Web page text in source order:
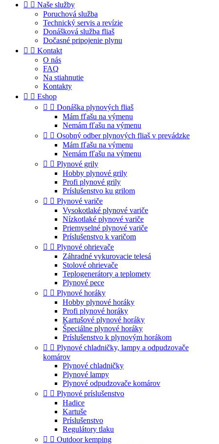
  Naše služby
Poruchová služba
Technický servis a revízie
Donášková služba fliaš
Dočasné pripojenie plynu
  Kontakt
O nás
FAQ
Na stiahnutie
Kontakty
  Eshop
  Donáška plynových fliaš
Mám fľašu na výmenu
Nemám fľašu na výmenu
  Osobný odber plynových fliaš v prevádzke
Mám fľašu na výmenu
Nemám fľašu na výmenu
  Plynové grily
Hobby plynové grily
Profi plynové grily
Príslušenstvo ku grilom
  Plynové variče
Vysokotlaké plynové variče
Nízkotlaké plynové variče
Priemyselné plynové variče
Príslušenstvo k varičom
  Plynové ohrievače
Záhradné vykurovacie telesá
Stolové ohrievače
Teplogenerátory a teplomety
Plynové pece
  Plynové horáky
Hobby plynové horáky
Profi plynové horáky
Kartušové plynové horáky
Špeciálne plynové horáky
Príslušenstvo k plynovým horákom
  Plynové chladničky, lampy a odpudzovače
komárov
Plynové chladničky
Plynové lampy
Plynové odpudzovače komárov
  Plynové príslušenstvo
Hadice
Kartuše
Príslušenstvo
Regulátory tlaku
  Outdoor kemping